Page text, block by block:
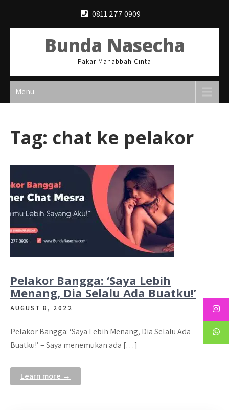
0811 277 0909
Bunda Nasecha
Pakar Mahabbah Cinta
Menu
Tag: chat ke pelakor
Pelakor Bangga: ‘Saya Lebih
Menang, Dia Selalu Ada Buatku!’
AUGUST 8, 2022
Pelakor Bangga: ‘Saya Lebih Menang, Dia Selalu Ada
Buatku!’ – Saya menemukan ada […]
Learn more →